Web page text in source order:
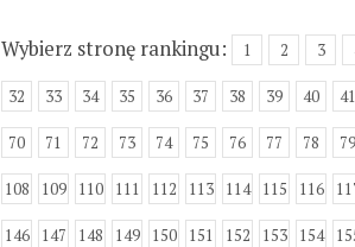
Wybierz stronę rankingu: 1 2 3
32 33 34 35 36 37 38 39 40 41
70 71 72 73 74 75 76 77 78 79
108 109 110 111 112 113 114 115 116
146 147 148 149 150 151 152 153 154